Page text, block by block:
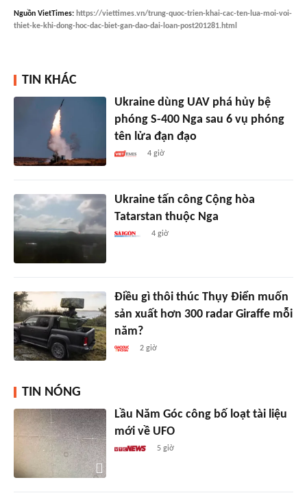
Nguồn VietTimes: https://viettimes.vn/trung-quoc-trien-khai-cac-ten-lua-moi-voi-
thiet-ke-khi-dong-hoc-dac-biet-gan-dao-dai-loan-post201281.html
TIN KHÁC
Ukraine dùng UAV phá hủy bệ
phóng S-400 Nga sau 6 vụ phóng
tên lửa đạn đạo
4 giờ
Ukraine tấn công Cộng hòa
Tatarstan thuộc Nga
4 giờ
Điều gì thôi thúc Thụy Điển muốn
sản xuất hơn 300 radar Giraffe mỗi
năm?
2 giờ
TIN NÓNG
Lầu Năm Góc công bố loạt tài liệu
mới về UFO
5 giờ